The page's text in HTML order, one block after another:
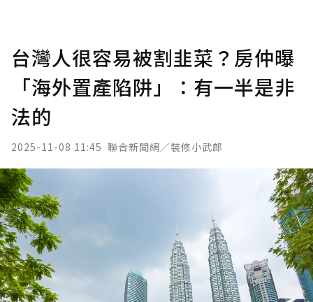
台灣人很容易被割韭菜？房仲曝
「海外置產陷阱」：有一半是非
法的
2025-11-08 11:45 聯合新聞網／裝修小武郎